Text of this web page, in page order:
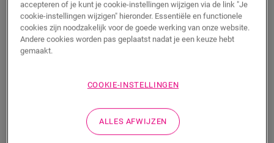
Wil je dit accessoire graag in het echt zien?
Bezoek het dichtstbijzijnde verkooppunt
Productkenmerken
Met deze duurzame Vinyl-trapbekleding voor Alpha Vinyl werk
accepteren of je kunt je cookie-instellingen wijzigen via de link "Je
cookie-instellingen wijzigen" hieronder. Essentiële en functionele
cookies zijn noodzakelijk voor de goede werking van onze website.
Andere cookies worden pas geplaatst nadat je een keuze hebt
gemaakt.
COOKIE-INSTELLINGEN
ALLES AFWIJZEN